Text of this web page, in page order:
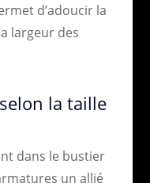
d’adoucir la
largeur des
la taille
dans le bustier
un allié